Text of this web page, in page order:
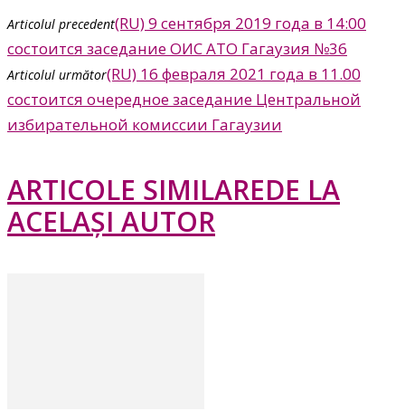
Articolul precedent(RU) 9 сентября 2019 года в 14:00
состоится заседание ОИС АТО Гагаузия №36
Articolul următor(RU) 16 февраля 2021 года в 11.00
состоится очередное заседание Центральной
избирательной комиссии Гагаузии
ARTICOLE SIMILAREDE LA
ACELAȘI AUTOR